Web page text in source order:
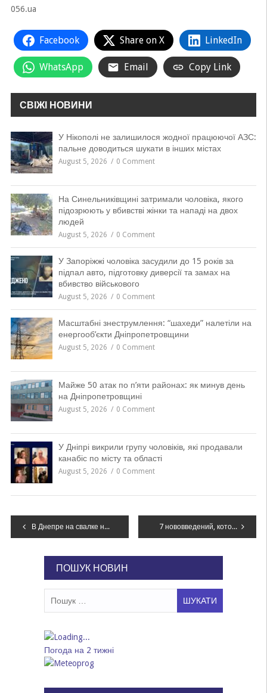
056.ua
Facebook Share on X LinkedIn
WhatsApp Email Copy Link
СВІЖІ НОВИНИ
У Нікополі не залишилося жодної працюючої АЗС:
пальне доводиться шукати в інших містах
August 5, 2026 0 Comment
На Синельниківщині затримали чоловіка, якого
підозрюють у вбивстві жінки та нападі на двох
людей
August 5, 2026 0 Comment
У Запоріжжі чоловіка засудили до 15 років за
підпал авто, підготовку диверсії та замах на
вбивство військового
August 5, 2026 0 Comment
Масштабні знеструмлення: “шахеди” налетіли на
енергооб’єкти Дніпропетровщини
August 5, 2026 0 Comment
Майже 50 атак по п’яти районах: як минув день
на Дніпропетровщині
August 5, 2026 0 Comment
У Дніпрі викрили групу чоловіків, які продавали
канабіс по місту та області
August 5, 2026 0 Comment
Навігація
В Днепре на свалке нашли труп новорожденного малыша 7 нововведений, которые появились в Днепре с января
ПОШУК НОВИН
Погода на 2 тижні